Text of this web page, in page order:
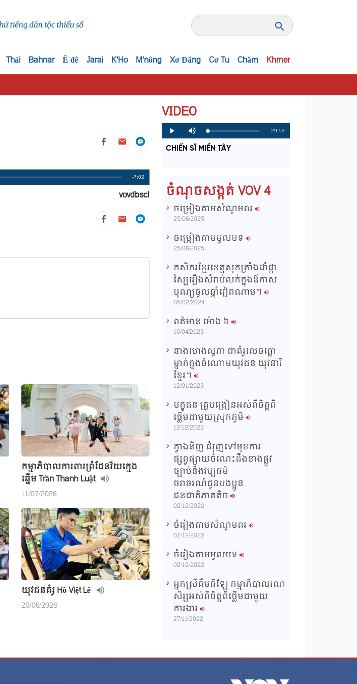
Thái Bahnar Ê đê Jarai K'Ho M'nông Xơ Đăng Cơ Tu Chăm Khmer
Remaining
Time
-7:02
vovdbscl
កម្មាភិបាលការពារព្រំដែនវ័យក្មេង
ឆ្នើម Trần Thanh Luật
11/07/2026
យុវជនគំរូ Hồ Việt Lê
20/06/2026
VIDEO
P
l
y
M
u
e
L
o
a
d
P
r
o
g
R
i
T
i
-29:53
CHIẾN SĨ MIỀN TÂY
ចំណុចសង្កត់ VOV 4
ចម្រៀងតាមសំណូមពរ
25/06/2025
ចម្រៀងតាមមូលបទ
25/06/2025
កសិករខ្មែរខេត្តសុកត្រាំងដាំផ្កា
ស្បៃរឿងសំរាប់លក់ក្នុងឳកាស
បុណ្យចូលឆ្នាំវៀតណាម។
05/02/2024
ពត៌មាន ម៉ោង​ ៦
10/04/2023
នាងហេងសូភា ជាគំរូលេចធ្លោ
ម្នាក់ក្នុងចំណោមយុវជន យុវនារី
ខ្មែរ។
12/01/2023
បក្ខជន គ្រូបង្រៀនអស់ពីចិត្តពី
ថ្លើមជាមួយស្រុកភូមិ
12/12/2022
ក្វាងនិញ ជំរុញទៅមុខការ
ផ្សព្វផ្សាយចំណេះដឹងខាងផ្លូវ
ច្បាប់និងវប្បធម៌
ចរាចរណ៍ជូនបងប្អូន
ជនជាតិភាគតិច
02/12/2022
ចំរៀងតាមសំណូមពរ
02/12/2022
ចំរៀងតាមមូលបទ
02/12/2022
អ្នកស្រីគឹមធីឡែ កម្មាភិបាលរណ
សិរ្សអស់ពីចិត្តពីថ្លើមជាមួយ
ការងារ
27/11/2022